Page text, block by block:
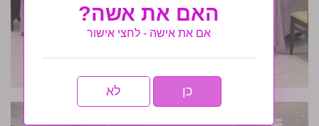
האם את אשה?
אם את אישה - לחצי אישור
כן לא